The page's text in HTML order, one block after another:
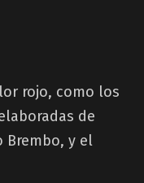
rojo, como los
de
Brembo, y el